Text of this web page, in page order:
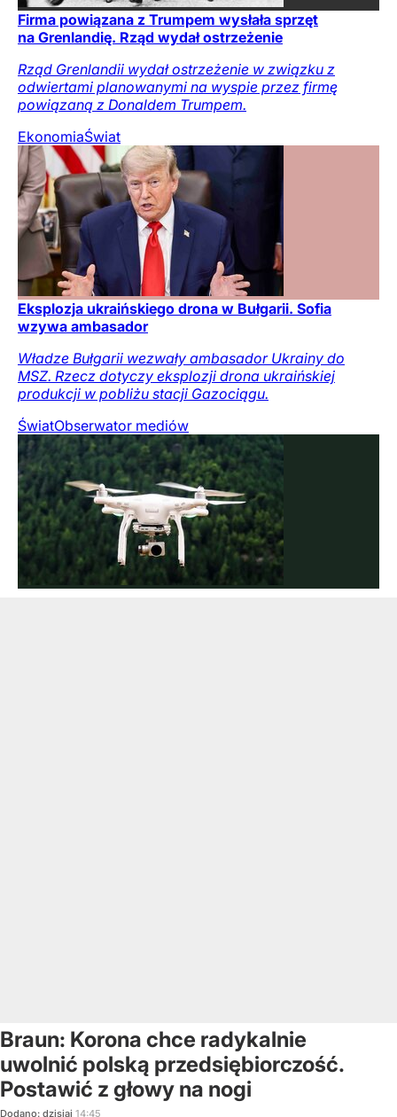
Firma powiązana z Trumpem wysłała sprzęt
na Grenlandię. Rząd wydał ostrzeżenie
Rząd Grenlandii wydał ostrzeżenie w związku z
odwiertami planowanymi na wyspie przez firmę
powiązaną z Donaldem Trumpem.
EkonomiaŚwiat
Eksplozja ukraińskiego drona w Bułgarii. Sofia
wzywa ambasador
Władze Bułgarii wezwały ambasador Ukrainy do
MSZ. Rzecz dotyczy eksplozji drona ukraińskiej
produkcji w pobliżu stacji Gazociągu.
ŚwiatObserwator mediów
Braun: Korona chce radykalnie
uwolnić polską przedsiębiorczość.
Postawić z głowy na nogi
Dodano: dzisiaj 14:45